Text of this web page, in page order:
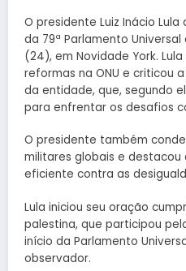
O presidente Luiz Inácio
da 79ª Parlamento
(24), em Novidade York.
reformas na ONU e criticou
da entidade, que, segundo
para enfrentar os desafios
O presidente também
militares globais e destacou
eficiente contra as
Lula iniciou seu oração
palestina, que participou
início da Parlamento
observador.